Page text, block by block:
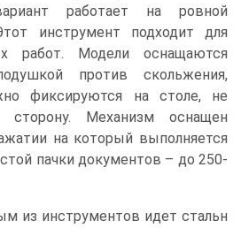
работает на ровной
инструмент подходит для
работ. Модели оснащаются
против скольжения,
фиксируются на столе, не
сторону. Механизм оснащен
на который выполняется
пачки документов – до 250-
из инструментов идет стальн